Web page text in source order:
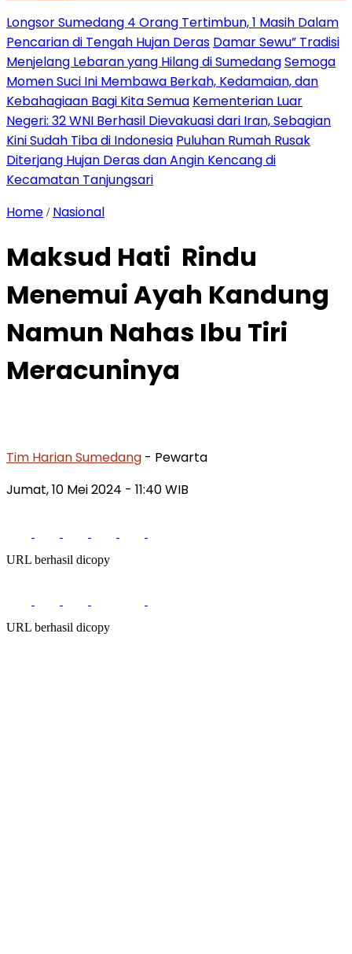
Longsor Sumedang 4 Orang Tertimbun, 1 Masih Dalam
Pencarian di Tengah Hujan Deras Damar Sewu” Tradisi
Menjelang Lebaran yang Hilang di SumedangSemoga
Momen Suci Ini Membawa Berkah, Kedamaian, dan
Kebahagiaan Bagi Kita Semua Kementerian Luar
Negeri: 32 WNI Berhasil Dievakuasi dari Iran, Sebagian
Kini Sudah Tiba di Indonesia Puluhan Rumah Rusak
Diterjang Hujan Deras dan Angin Kencang di
Kecamatan Tanjungsari
Home / Nasional
Maksud Hati Rindu
Menemui Ayah Kandung
Namun Nahas Ibu Tiri
Meracuninya
Tim Harian Sumedang - Pewarta
Jumat, 10 Mei 2024 - 11:40 WIB
URL berhasil dicopy
URL berhasil dicopy